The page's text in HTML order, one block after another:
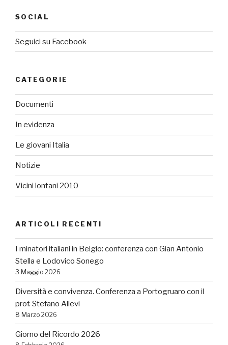
SOCIAL
Seguici su Facebook
CATEGORIE
Documenti
In evidenza
Le giovani Italia
Notizie
Vicini lontani 2010
ARTICOLI RECENTI
I minatori italiani in Belgio: conferenza con Gian Antonio
Stella e Lodovico Sonego
3 Maggio 2026
Diversità e convivenza. Conferenza a Portogruaro con il
prof. Stefano Allevi
8 Marzo 2026
Giorno del Ricordo 2026